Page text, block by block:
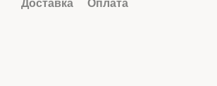
Доставка
Оплата